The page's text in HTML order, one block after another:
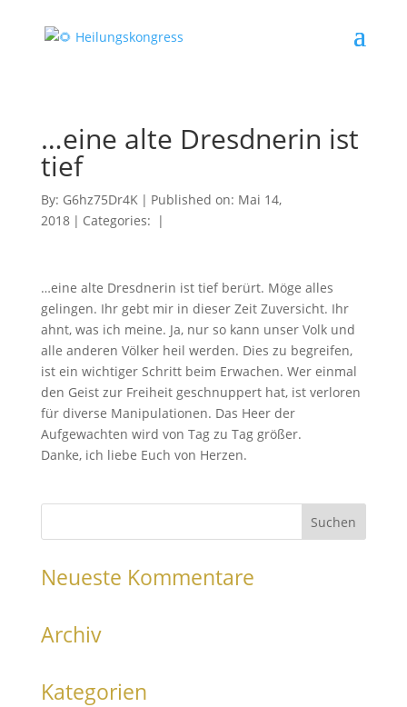
…eine alte Dresdnerin ist
tief
By: G6hz75Dr4K | Published on: Mai 14,
2018 | Categories: |
…eine alte Dresdnerin ist tief berürt. Möge alles
gelingen. Ihr gebt mir in dieser Zeit Zuversicht. Ihr
ahnt, was ich meine. Ja, nur so kann unser Volk und
alle anderen Völker heil werden. Dies zu begreifen,
ist ein wichtiger Schritt beim Erwachen. Wer einmal
den Geist zur Freiheit geschnuppert hat, ist verloren
für diverse Manipulationen. Das Heer der
Aufgewachten wird von Tag zu Tag größer.
Danke, ich liebe Euch von Herzen.
Neueste Kommentare
Archiv
Kategorien